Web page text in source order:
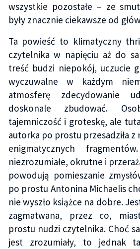
wszystkie pozostałe – ze
były znacznie ciekawsze od
Ta powieść to klimatyczny
czytelnika w napięciu aż do
treść budzi niepokój, uczucie
wyczuwalne w każdym
atmosferę zdecydowanie
doskonale zbudować.
tajemniczość i groteskę, ale
autorka po prostu przesadziła z
enigmatycznych
niezrozumiałe, okrutne i
powodują pomieszanie
po prostu Antonina Michaelis
nie wyszło książce na dobre.
zagmatwana, przez co,
prostu nudzi czytelnika. Choć
jest zrozumiały, to jednak